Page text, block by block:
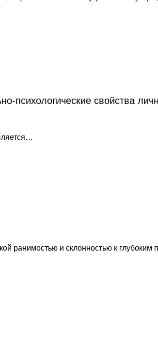
психологические свойства
ранимостью и склонностью к